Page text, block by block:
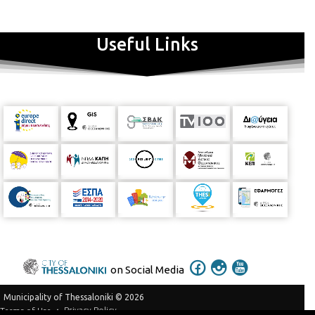
Useful Links
on Social Media
Municipality of Thessaloniki © 2026
Terms of Use
Privacy Policy